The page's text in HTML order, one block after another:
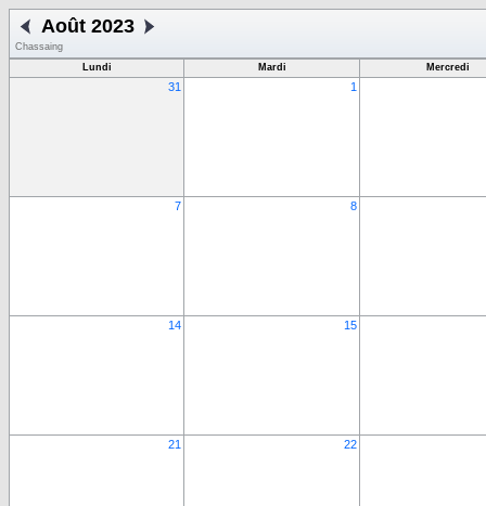
Août 2023
Chassaing
Lundi
Mardi Mercredi
31 1
7 8
14 15
21 22